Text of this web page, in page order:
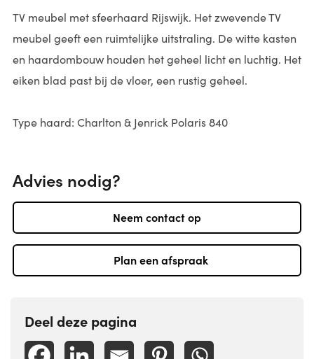
TV meubel met sfeerhaard Rijswijk. Het zwevende TV
meubel geeft een ruimtelijke uitstraling. De witte kasten
en haardombouw houden het geheel licht en luchtig. Het
eiken blad past bij de vloer, een rustig geheel.
Type haard: Charlton & Jenrick Polaris 840
Advies nodig?
Neem contact op
Plan een afspraak
Deel deze pagina